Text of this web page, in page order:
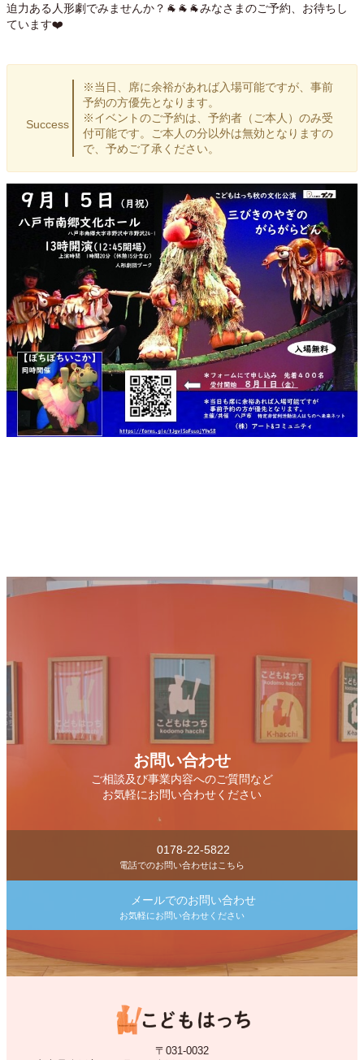
迫力ある人形劇でみませんか？🐐🐐🐐みなさまのご予約、お待ちし
ています❤️
Success
※当日、席に余裕があれば入場可能ですが、事前
予約の方優先となります。
※イベントのご予約は、予約者（ご本人）のみ受
付可能です。ご本人の分以外は無効となりますの
で、予めご了承ください。
お問い合わせ
ご相談及び事業内容へのご質問など
お気軽にお問い合わせください
0178-22-5822
電話でのお問い合わせはこちら
メールでのお問い合わせ
お気軽にお問い合わせください
〒031-0032